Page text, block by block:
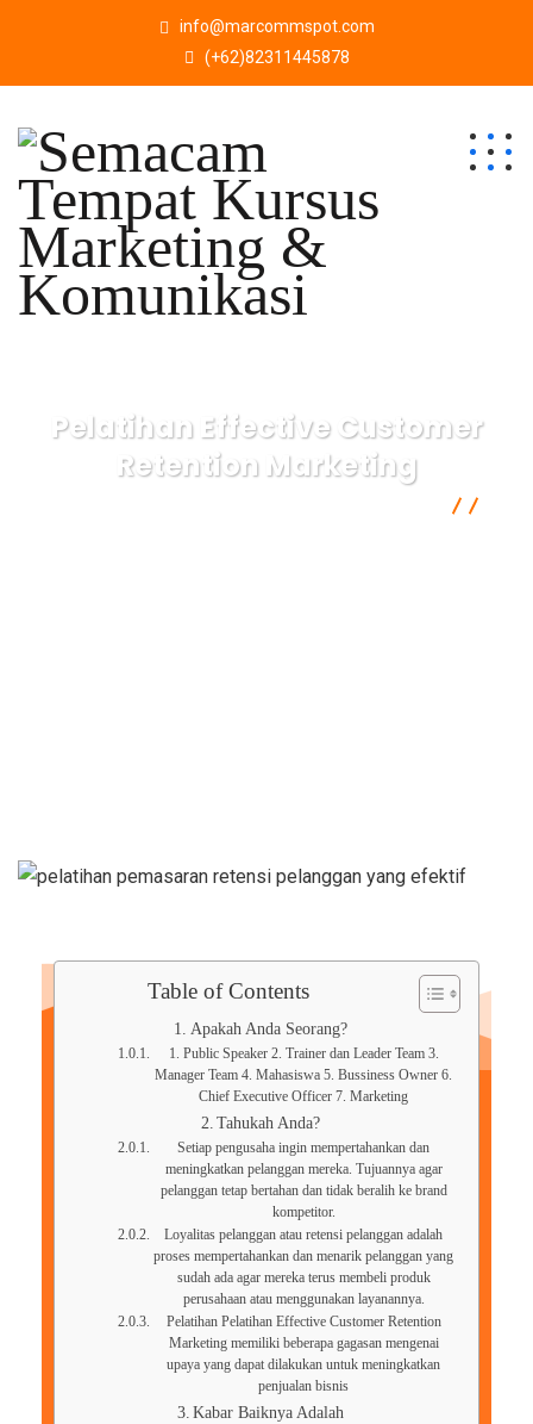
info@marcommspot.com
(+62)82311445878
Pelatihan Effective Customer
Retention Marketing
Table of Contents
Apakah Anda Seorang?
1. Public Speaker 2. Trainer dan Leader Team 3.
Manager Team 4. Mahasiswa 5. Bussiness Owner 6.
Chief Executive Officer 7. Marketing
Tahukah Anda?
Setiap pengusaha ingin mempertahankan dan
meningkatkan pelanggan mereka. Tujuannya agar
pelanggan tetap bertahan dan tidak beralih ke brand
kompetitor.
Loyalitas pelanggan atau retensi pelanggan adalah
proses mempertahankan dan menarik pelanggan yang
sudah ada agar mereka terus membeli produk
perusahaan atau menggunakan layanannya.
Pelatihan Pelatihan Effective Customer Retention
Marketing memiliki beberapa gagasan mengenai
upaya yang dapat dilakukan untuk meningkatkan
penjualan bisnis
Kabar Baiknya Adalah